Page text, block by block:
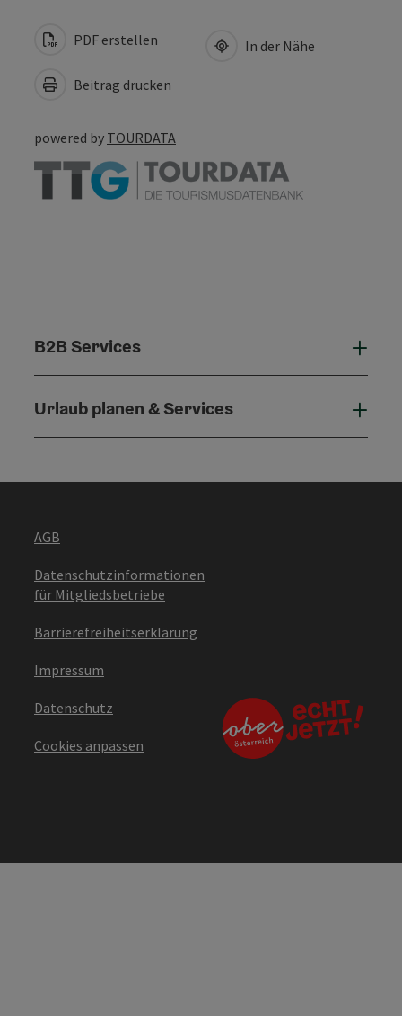
PDF erstellen
Beitrag drucken
In der Nähe
powered by TOURDATA
B2B Services
Urlaub planen & Services
AGB
Datenschutzinformationen
für Mitgliedsbetriebe
Barrierefreiheitserklärung
Impressum
Datenschutz
Cookies anpassen